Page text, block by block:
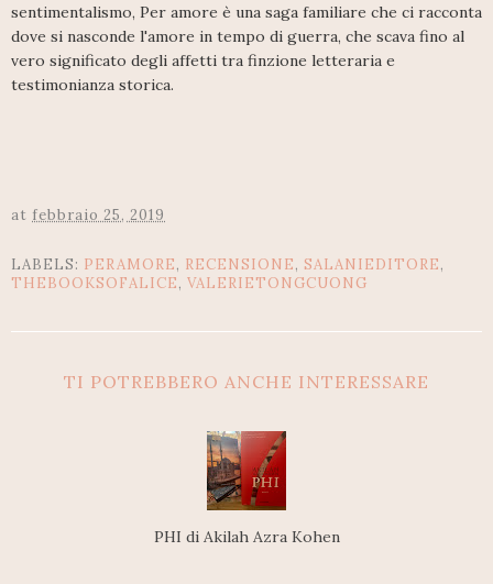
sentimentalismo, Per amore è una saga familiare che ci racconta
dove si nasconde l'amore in tempo di guerra, che scava fino al
vero significato degli affetti tra finzione letteraria e
testimonianza storica.
at febbraio 25, 2019
LABELS: PERAMORE, RECENSIONE, SALANIEDITORE,
THEBOOKSOFALICE, VALERIETONGCUONG
TI POTREBBERO ANCHE INTERESSARE
PHI di Akilah Azra Kohen